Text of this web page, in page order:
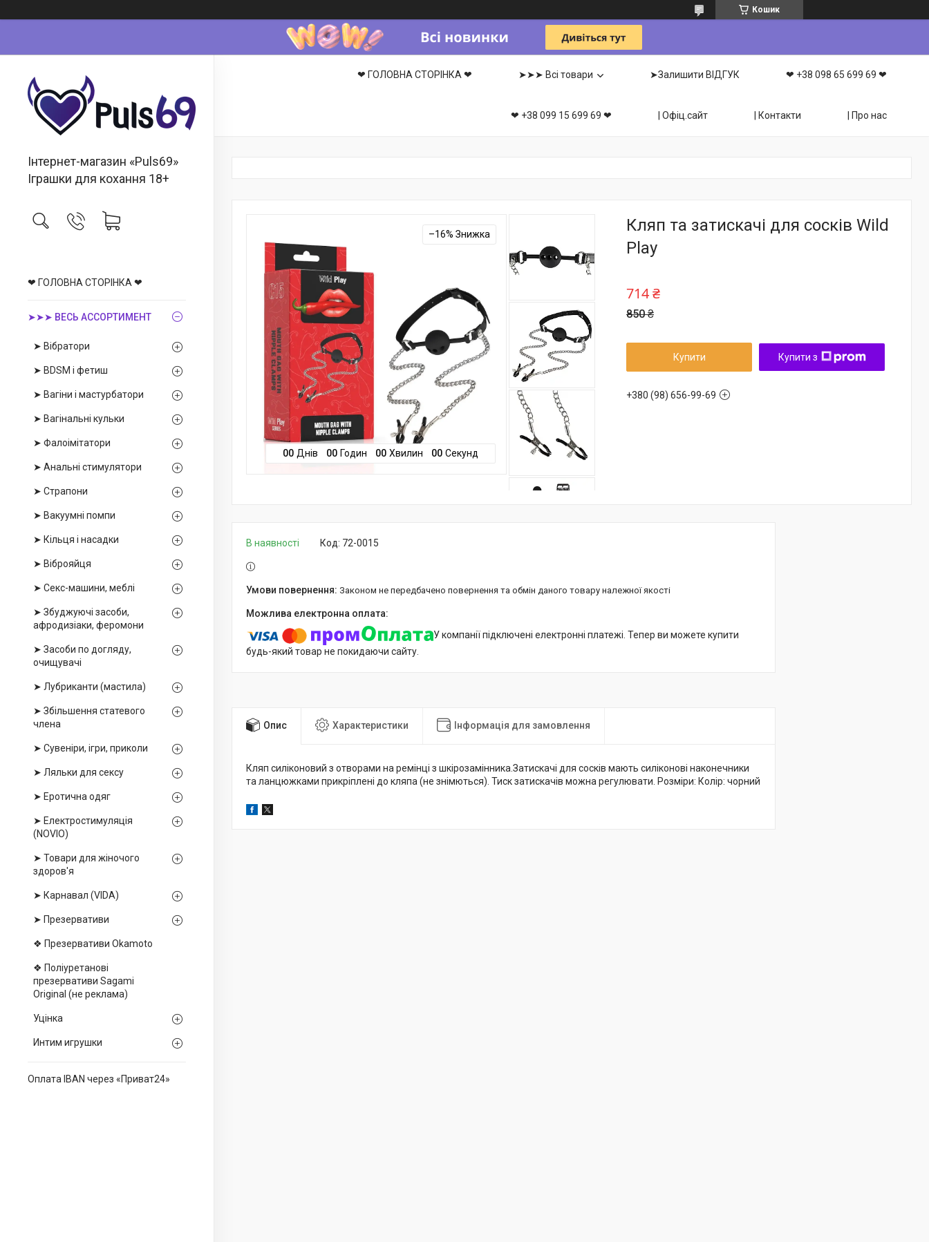
Кошик
Інтернет-магазин «Puls69»
Іграшки для кохання 18+
❤ ГОЛОВНА СТОРІНКА ❤
➤➤➤ ВЕСЬ АССОРТИМЕНТ
➤ Вібратори
➤ BDSM і фетиш
➤ Вагіни і мастурбатори
➤ Вагінальні кульки
➤ Фалоімітатори
➤ Анальні стимулятори
➤ Страпони
➤ Вакуумні помпи
➤ Кільця і насадки
➤ Віброяйця
➤ Секс-машини, меблі
➤ Збуджуючі засоби,
афродизіаки, феромони
➤ Засоби по догляду,
очищувачі
➤ Лубриканти (мастила)
➤ Збільшення статевого
члена
➤ Сувеніри, ігри, приколи
➤ Ляльки для сексу
➤ Еротична одяг
➤ Електростимуляція
(NOVIO)
➤ Товари для жіночого
здоров'я
➤ Карнавал (VIDA)
➤ Презервативи
❖ Презервативи Okamoto
❖ Поліуретанові
презервативи Sagami
Оriginal (не реклама)
Уцінка
Интим игрушки
Оплата IBAN через «Приват24»
❤ ГОЛОВНА СТОРІНКА ❤ ➤➤➤ Всі товари ➤Залишити ВІДГУК ❤ +38 098 65 699 69 ❤
❤ +38 099 15 699 69 ❤ | Офіц.сайт | Контакти | Про нас
–16%
00 Днів 00 Годин 00 Хвилин 00 Секунд
Кляп та затискачі для сосків Wild
Play
850 ₴
714 ₴
Купити Купити з
+380 (98) 656-99-69
В наявності Код: 72-0015
Законом не передбачено повернення та обмін даного товару належної якості
У компанії підключені електронні платежі. Тепер ви можете купити
будь-який товар не покидаючи сайту.
Опис Характеристики Інформація для замовлення
Кляп силіконовий з отворами на ремінці з шкірозамінника.Затискачі для сосків мають силіконові наконечники
та ланцюжками прикріплені до кляпа (не знімються). Тиск затискачів можна регулювати. Розміри: Колір: чорний